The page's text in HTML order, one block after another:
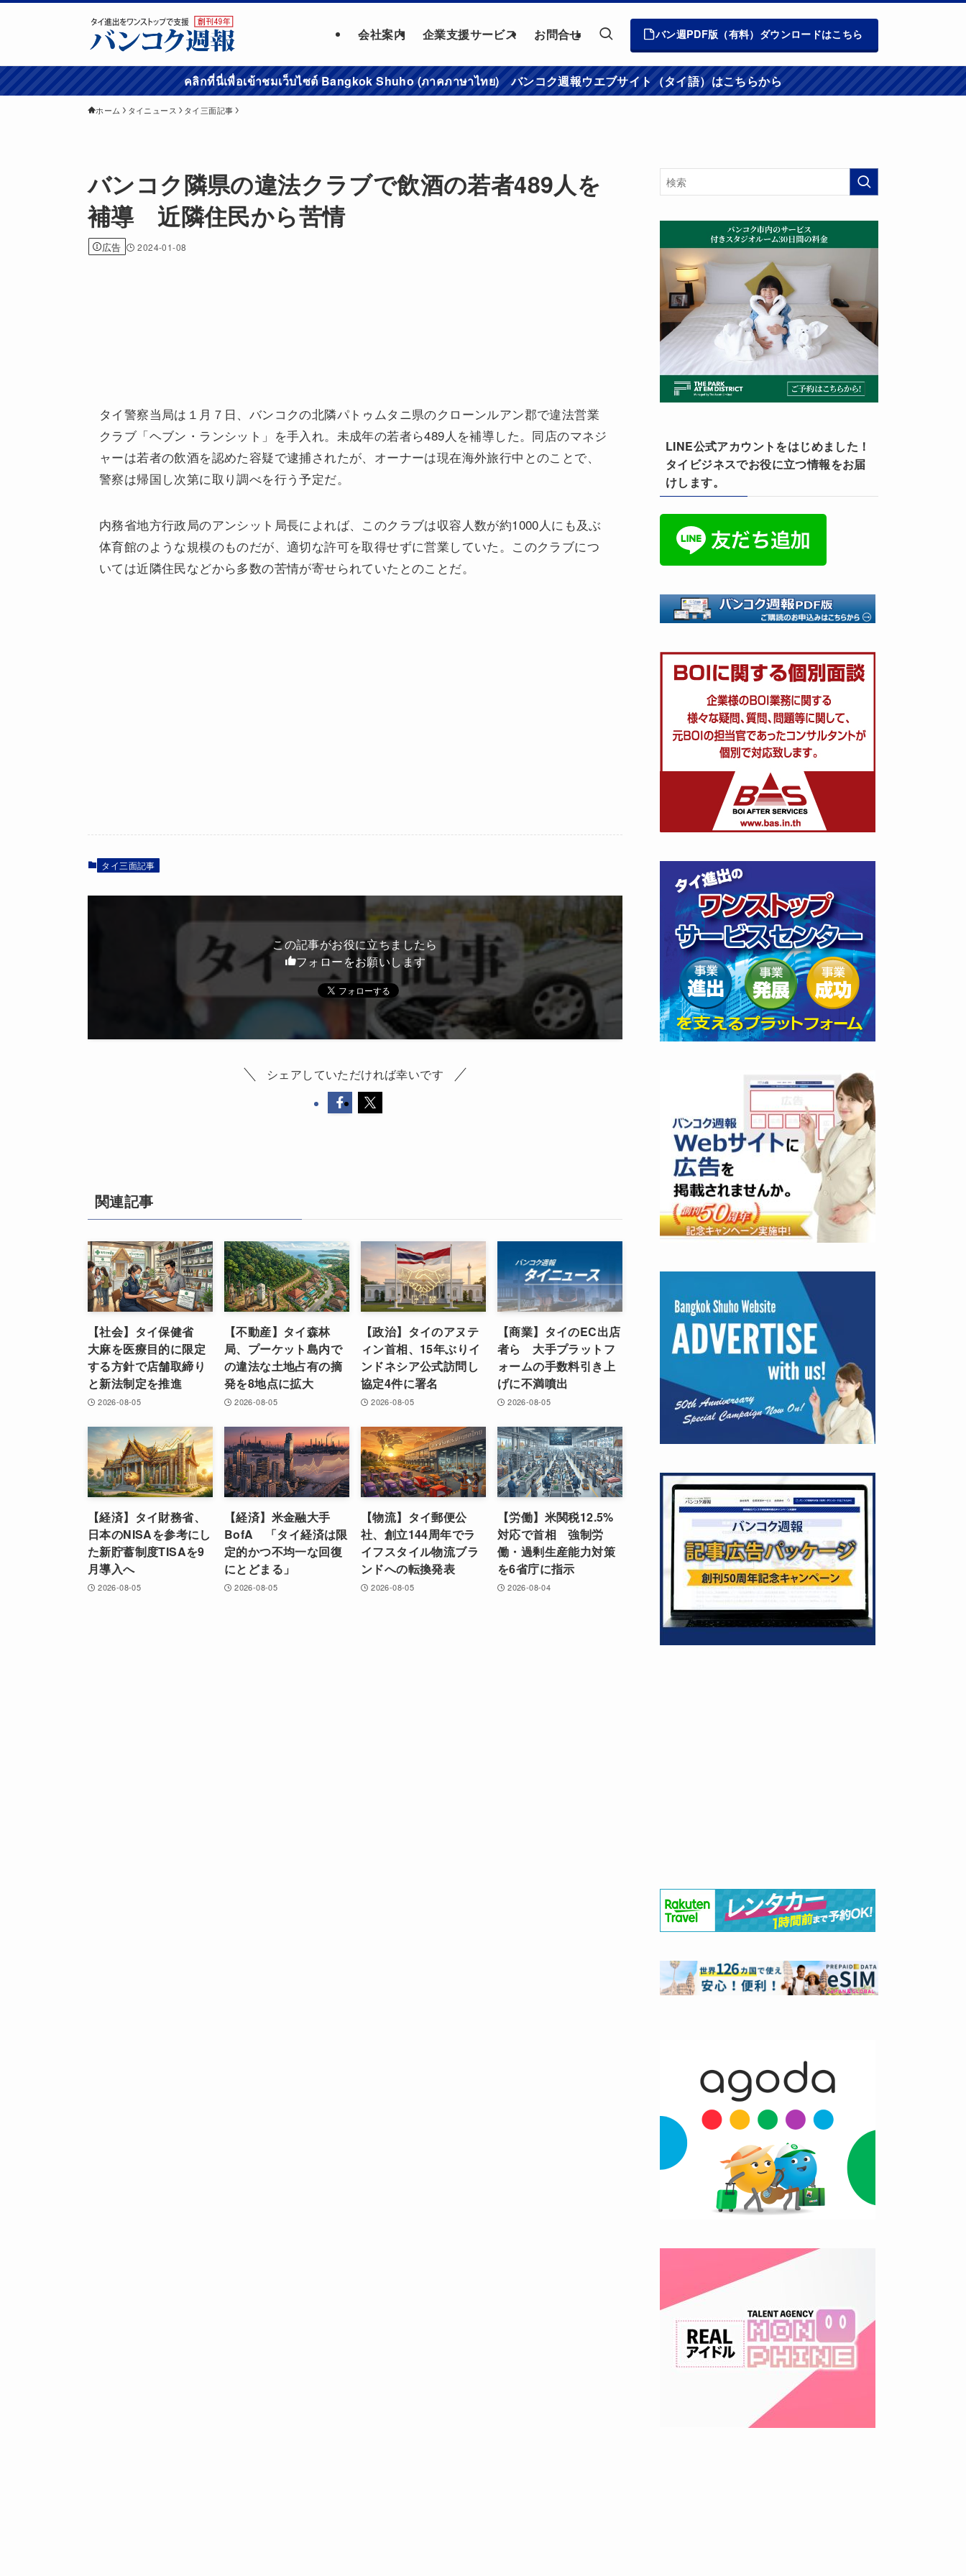
会社案内 企業支援サービス お問合せ バン週PDF版（有料）ダウンロードはこちら
คลิกที่นี่เพื่อเข้าชมเว็บไซต์ Bangkok Shuho (ภาคภาษาไทย) バンコク週報ウエブサイト（タイ語）はこちらから
ホーム タイニュース タイ三面記事
バンコク隣県の違法クラブで飲酒の若者489人を
補導 近隣住民から苦情
広告 2024-01-08
タイ警察当局は１月７日、バンコクの北隣パトゥムタニ県のクローンルアン郡で違法営業
クラブ「ヘブン・ランシット」を手入れ。未成年の若者ら489人を補導した。同店のマネジ
ャーは若者の飲酒を認めた容疑で逮捕されたが、オーナーは現在海外旅行中とのことで、
警察は帰国し次第に取り調べを行う予定だ。
内務省地方行政局のアンシット局長によれば、このクラブは収容人数が約1000人にも及ぶ
体育館のような規模のものだが、適切な許可を取得せずに営業していた。このクラブにつ
いては近隣住民などから多数の苦情が寄せられていたとのことだ。
タイ三面記事
この記事がお役に立ちましたら
フォローをお願いします
シェアしていただければ幸いです
関連記事
【社会】タイ保健省
大麻を医療目的に限定
する方針で店舗取締り
と新法制定を推進
2026-08-05
【不動産】タイ森林
局、プーケット島内で
の違法な土地占有の摘
発を8地点に拡大
2026-08-05
【政治】タイのアヌテ
ィン首相、15年ぶりイ
ンドネシア公式訪問し
協定4件に署名
2026-08-05
【商業】タイのEC出店
者ら 大手プラットフ
ォームの手数料引き上
げに不満噴出
2026-08-05
【経済】タイ財務省、
日本のNISAを参考にし
た新貯蓄制度TISAを9
月導入へ
2026-08-05
【経済】米金融大手
BofA 「タイ経済は限
定的かつ不均一な回復
にとどまる」
2026-08-05
【物流】タイ郵便公
社、創立144周年でラ
イフスタイル物流ブラ
ンドへの転換発表
2026-08-05
【労働】米関税12.5%
対応で首相 強制労
働・過剰生産能力対策
を6省庁に指示
2026-08-04
LINE公式アカウントをはじめました！
タイビジネスでお役に立つ情報をお届
けします。